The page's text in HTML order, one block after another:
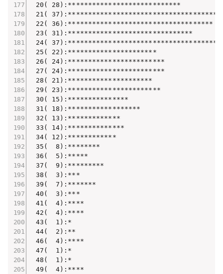
20( 28):****************************
21( 37):*************************************
22( 36):************************************
23( 31):*******************************
24( 37):*************************************
25( 22):**********************
26( 24):************************
27( 24):************************
28( 21):*********************
29( 23):***********************
30( 15):***************
31( 18):******************
32( 13):*************
33( 14):**************
34( 12):************
35(  8):********
36(  5):*****
37(  9):*********
38(  3):***
39(  7):*******
40(  3):***
41(  4):****
42(  4):****
43(  1):*
44(  2):**
46(  4):****
47(  1):*
48(  1):*
49(  4):****